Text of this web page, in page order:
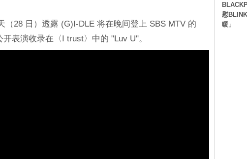
（28 日）透露 (G)I-DLE 将在晚间登上 SBS MTV 的
开表演收录在〈I trust〉中的 "Luv U"。
慰
暖」